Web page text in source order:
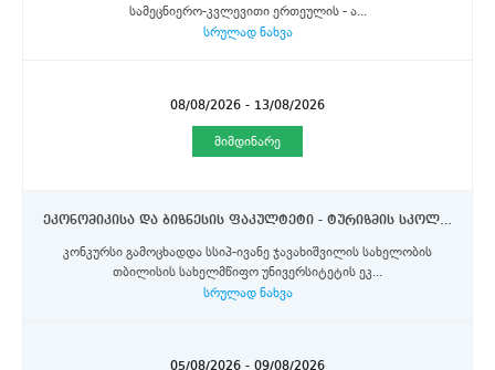
სამეცნიერო-კვლევითი ერთეულის - ა...
სრულად ნახვა
08/08/2026 - 13/08/2026
მიმდინარე
ეკონომიკისა და ბიზნესის ფაკულტეტი - ტურიზმის სკოლის მთავარი სპეციალისტი (I კატეგორია)
კონკურსი გამოცხადდა სსიპ-ივანე ჯავახიშვილის სახელობის
თბილისის სახელმწიფო უნივერსიტეტის ეკ...
სრულად ნახვა
05/08/2026 - 09/08/2026